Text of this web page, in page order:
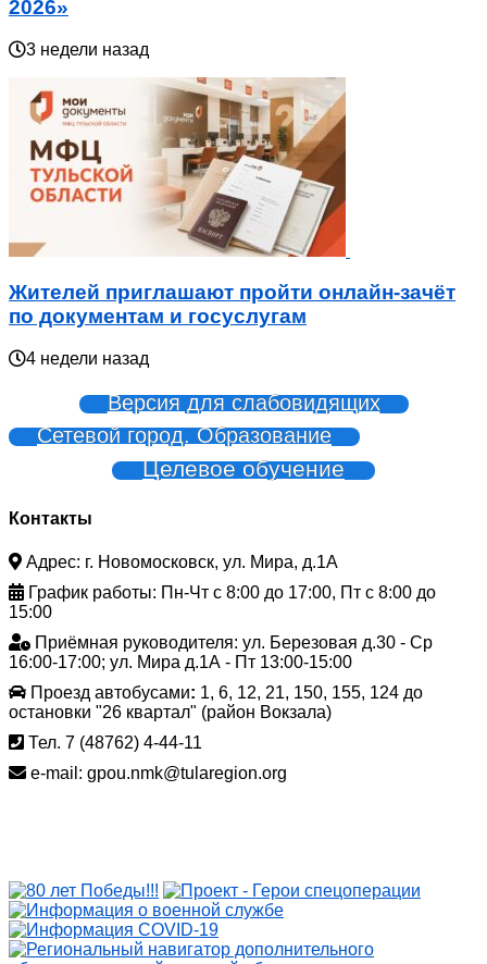
2026»
3 недели назад
Жителей приглашают пройти онлайн-зачёт
по документам и госуслугам
4 недели назад
Версия для слабовидящих
Сетевой город. Образование
Целевое обучение
Контакты
Адрес: г. Новомосковск, ул. Мира, д.1А
График работы: Пн-Чт с 8:00 до 17:00, Пт с 8:00 до
15:00
Приёмная руководителя: ул. Березовая д.30 - Ср
16:00-17:00; ул. Мира д.1А - Пт 13:00-15:00
Проезд автобусами: 1, 6, 12, 21, 150, 155, 124 до
остановки "26 квартал" (район Вокзала)
Тел. 7 (48762) 4-44-11
e-mail: gpou.nmk@tularegion.org